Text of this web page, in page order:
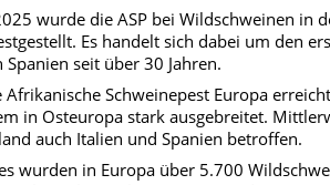
wurde die ASP bei Wildschweinen in
Es handelt sich dabei um den
seit über 30 Jahren.
Afrikanische Schweinepest Europa
in Osteuropa stark ausgebreitet.
auch Italien und Spanien betroffen.
wurden in Europa über 5.700